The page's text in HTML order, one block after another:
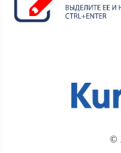
©